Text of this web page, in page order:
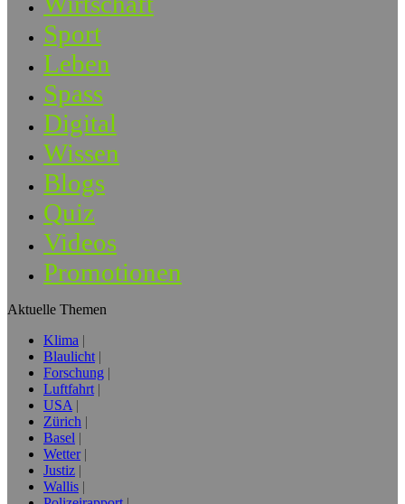
Sport
Leben
Spass
Digital
Wissen
Blogs
Quiz
Videos
Promotionen
Aktuelle Themen
Klima
Blaulicht
Forschung
Luftfahrt
USA
Zürich
Basel
Wetter
Justiz
Wallis